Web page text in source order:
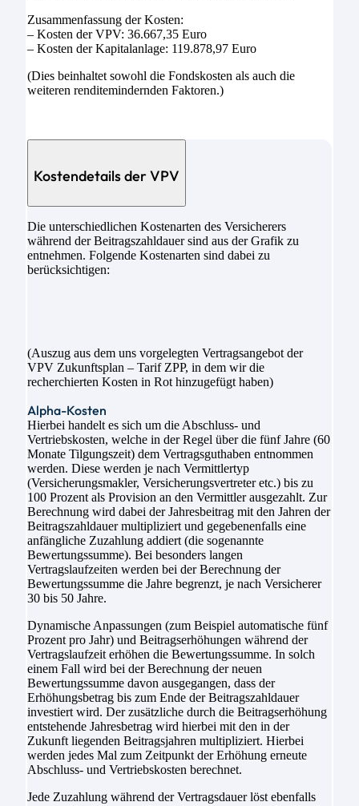
Zusammenfassung der Kosten:
– Kosten der VPV: 36.667,35 Euro
– Kosten der Kapitalanlage: 119.878,97 Euro
(Dies beinhaltet sowohl die Fondskosten als auch die
weiteren renditemindernden Faktoren.)
Kostendetails der VPV
Die unterschiedlichen Kostenarten des Versicherers
während der Beitragszahldauer sind aus der Grafik zu
entnehmen. Folgende Kostenarten sind dabei zu
berücksichtigen:
(Auszug aus dem uns vorgelegten Vertragsangebot der
VPV Zukunftsplan – Tarif ZPP, in dem wir die
recherchierten Kosten in Rot hinzugefügt haben)
Alpha-Kosten
Hierbei handelt es sich um die Abschluss- und
Vertriebskosten, welche in der Regel über die fünf Jahre (60
Monate Tilgungszeit) dem Vertragsguthaben entnommen
werden. Diese werden je nach Vermittlertyp
(Versicherungsmakler, Versicherungsvertreter etc.) bis zu
100 Prozent als Provision an den Vermittler ausgezahlt. Zur
Berechnung wird dabei der Jahresbeitrag mit den Jahren der
Beitragszahldauer multipliziert und gegebenenfalls eine
anfängliche Zuzahlung addiert (die sogenannte
Bewertungssumme). Bei besonders langen
Vertragslaufzeiten werden bei der Berechnung der
Bewertungssumme die Jahre begrenzt, je nach Versicherer
30 bis 50 Jahre.
Dynamische Anpassungen (zum Beispiel automatische fünf
Prozent pro Jahr) und Beitragserhöhungen während der
Vertragslaufzeit erhöhen die Bewertungssumme. In solch
einem Fall wird bei der Berechnung der neuen
Bewertungssumme davon ausgegangen, dass der
Erhöhungsbetrag bis zum Ende der Beitragszahldauer
investiert wird. Der zusätzliche durch die Beitragserhöhung
entstehende Jahresbetrag wird hierbei mit den in der
Zukunft liegenden Beitragsjahren multipliziert. Hierbei
werden jedes Mal zum Zeitpunkt der Erhöhung erneute
Abschluss- und Vertriebskosten berechnet.
Jede Zuzahlung während der Vertragsdauer löst ebenfalls